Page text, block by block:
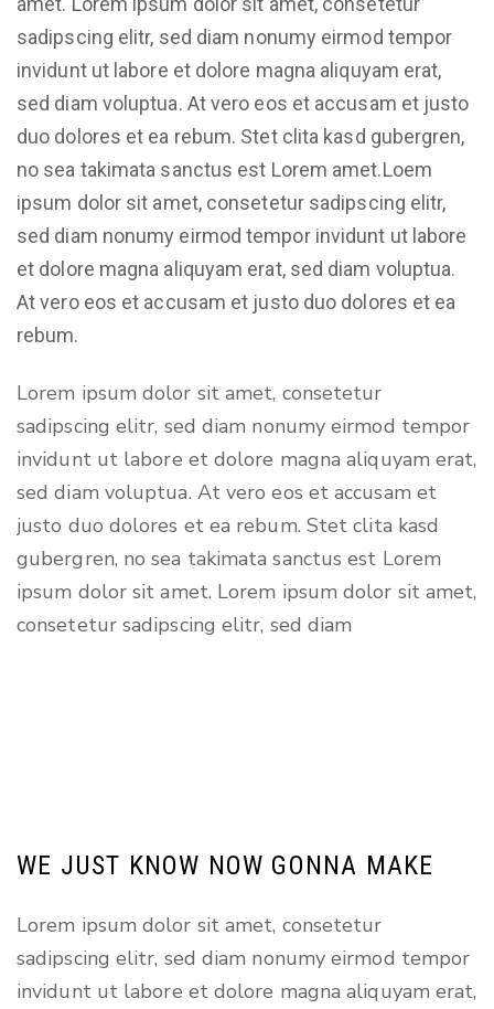
sadipscing elitr, sed diam nonumy eirmod tempor
invidunt ut labore et dolore magna aliquyam erat,
sed diam voluptua. At vero eos et accusam et justo
duo dolores et ea rebum. Stet clita kasd gubergren,
no sea takimata sanctus est Lorem amet.Loem
ipsum dolor sit amet, consetetur sadipscing elitr,
sed diam nonumy eirmod tempor invidunt ut labore
et dolore magna aliquyam erat, sed diam voluptua.
At vero eos et accusam et justo duo dolores et ea
rebum.
Lorem ipsum dolor sit amet, consetetur
sadipscing elitr, sed diam nonumy eirmod tempor
invidunt ut labore et dolore magna aliquyam erat,
sed diam voluptua. At vero eos et accusam et
justo duo dolores et ea rebum. Stet clita kasd
gubergren, no sea takimata sanctus est Lorem
ipsum dolor sit amet. Lorem ipsum dolor sit amet,
consetetur sadipscing elitr, sed diam
WE JUST KNOW NOW GONNA MAKE
Lorem ipsum dolor sit amet, consetetur
sadipscing elitr, sed diam nonumy eirmod tempor
invidunt ut labore et dolore magna aliquyam erat,